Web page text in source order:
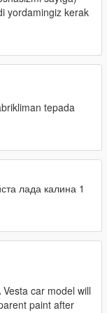
yordamingiz kerak
tepada
лада калина 1
car model will
paint after